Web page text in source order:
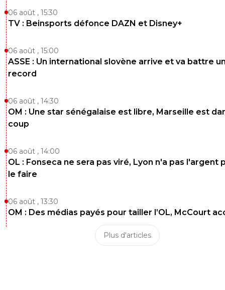
06 août , 15:30
TV : Beinsports défonce DAZN et Disney+
06 août , 15:00
ASSE : Un international slovène arrive et va battre
record
06 août , 14:30
OM : Une star sénégalaise est libre, Marseille est
coup
06 août , 14:00
OL : Fonseca ne sera pas viré, Lyon n'a pas l'argent
le faire
06 août , 13:30
OM : Des médias payés pour tailler l’OL, McCourt
Plus d'articles